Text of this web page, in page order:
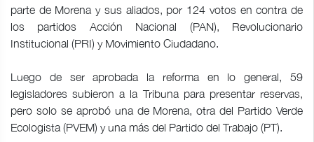
parte de Morena y sus aliados, por 124 votos en contra de
los partidos Acción Nacional (PAN), Revolucionario
Institucional (PRI) y Movimiento Ciudadano.
Luego de ser aprobada la reforma en lo general, 59
legisladores subieron a la Tribuna para presentar reservas,
pero solo se aprobó una de Morena, otra del Partido Verde
Ecologista (PVEM) y una más del Partido del Trabajo (PT).